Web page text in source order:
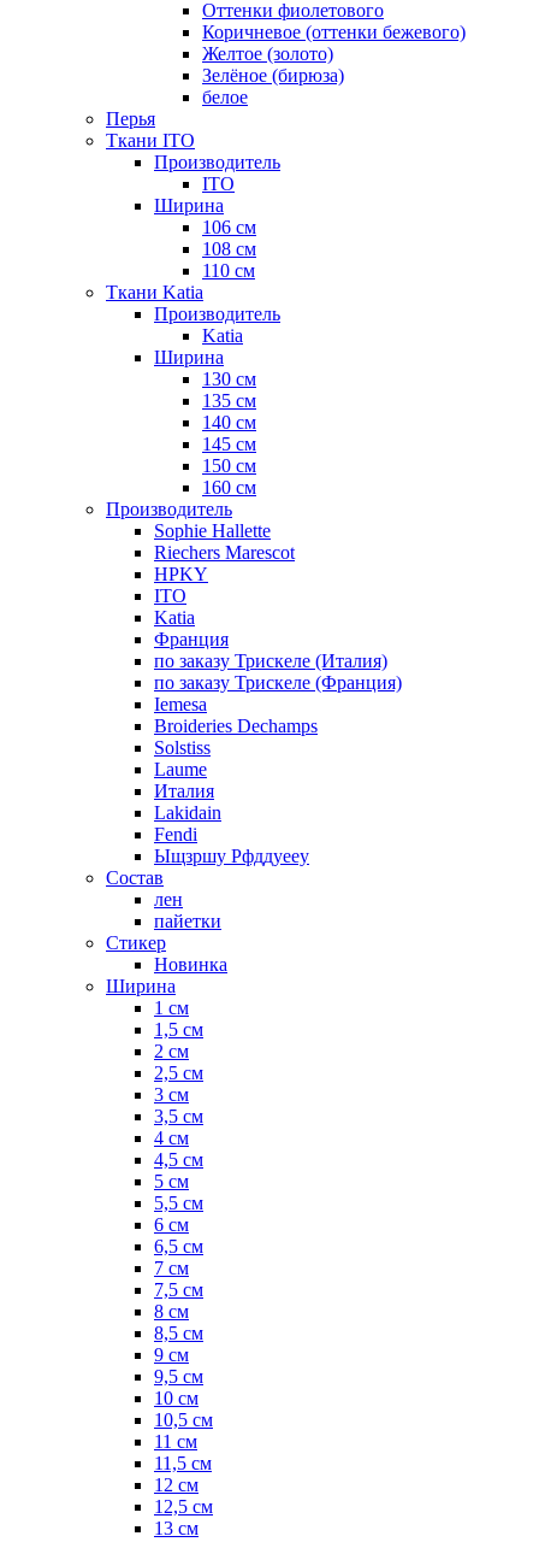
Оттенки фиолетового
Коричневое (оттенки бежевого)
Желтое (золото)
Зелёное (бирюза)
белое
Перья
Ткани ITO
Производитель
ITO
Ширина
106 см
108 см
110 см
Ткани Katia
Производитель
Katia
Ширина
130 см
135 см
140 см
145 см
150 см
160 см
Производитель
Sophie Hallette
Riechers Marescot
HPKY
ITO
Katia
Франция
по заказу Трискеле (Италия)
по заказу Трискеле (Франция)
Iemesa
Broideries Dechamps
Solstiss
Laume
Италия
Lakidain
Fendi
Ыщзршу Рфддуееу
Состав
лен
пайетки
Стикер
Новинка
Ширина
1 см
1,5 см
2 см
2,5 см
3 см
3,5 см
4 см
4,5 см
5 см
5,5 см
6 см
6,5 см
7 см
7,5 см
8 см
8,5 см
9 см
9,5 см
10 см
10,5 см
11 см
11,5 см
12 см
12,5 см
13 см